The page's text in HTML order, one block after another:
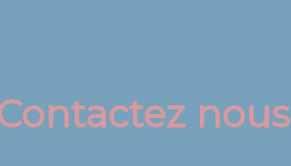
nous